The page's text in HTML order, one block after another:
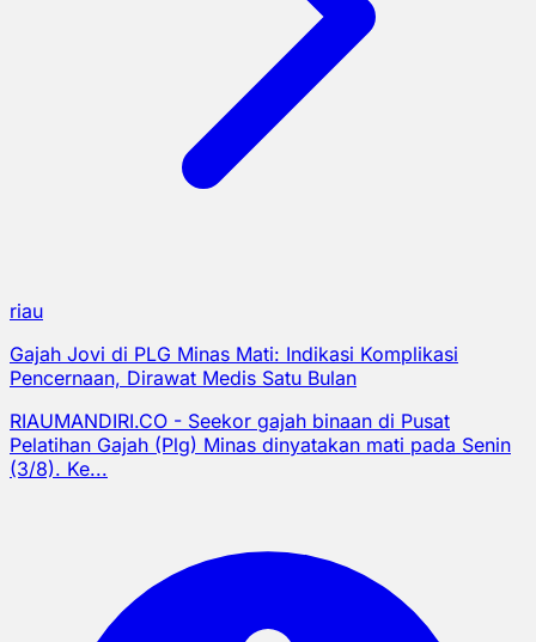
riau
Gajah Jovi di PLG Minas Mati: Indikasi Komplikasi
Pencernaan, Dirawat Medis Satu Bulan
RIAUMANDIRI.CO - Seekor gajah binaan di Pusat
Pelatihan Gajah (Plg) Minas dinyatakan mati pada Senin
(3/8). Ke...